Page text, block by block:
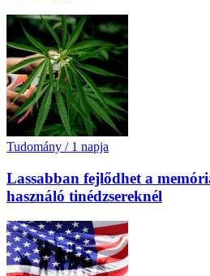
Tudomány / 1 napja
Lassabban fejlődhet a
használó tinédzsereknél